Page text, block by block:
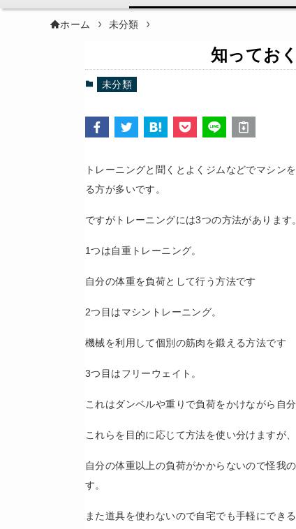
ホーム 未分類
知ってお
未分類
トレーニングと聞くとよくジムなどでマシン
る方が多いです。
ですがトレーニングには3つの方法があります。
1つは自重トレーニング。
自分の体重を負荷として行う方法です
2つ目はマシントレーニング。
機械を利用して個別の筋肉を鍛える方法です
3つ目はフリーウェイト。
これはダンベルや重りで負荷をかけながら自
これらを目的に応じて方法を使い分けますが
自分の体重以上の負荷がかからないので怪我
す。
また道具を使わないので自宅でも手軽にでき